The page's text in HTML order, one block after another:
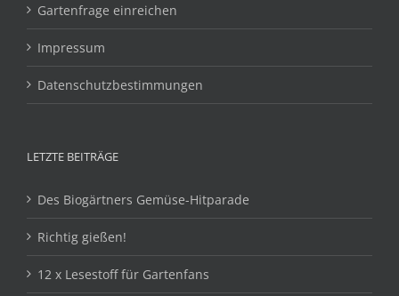
Gartenfrage einreichen
Impressum
Datenschutzbestimmungen
LETZTE BEITRÄGE
Des Biogärtners Gemüse-Hitparade
Richtig gießen!
12 x Lesestoff für Gartenfans